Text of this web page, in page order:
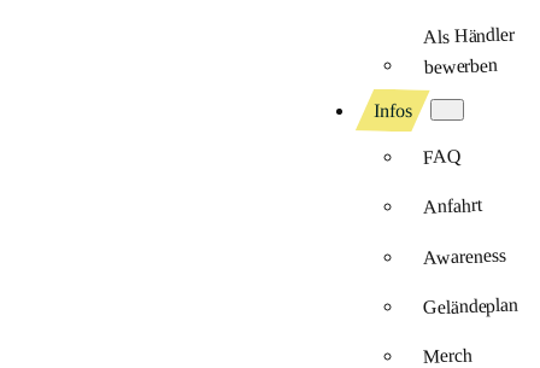
Als Händler
bewerben
Infos
FAQ
Anfahrt
Awareness
Geländeplan
Merch